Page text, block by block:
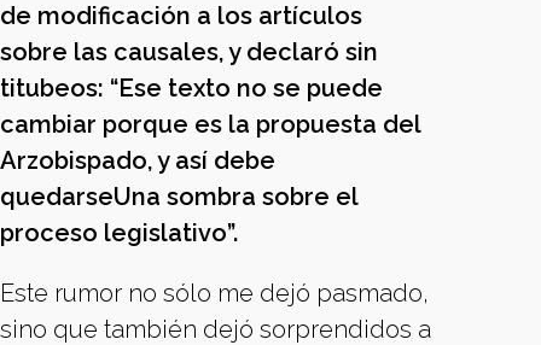
de modificación a los artículos
sobre las causales, y declaró sin
titubeos: “Ese texto no se puede
cambiar porque es la propuesta del
Arzobispado, y así debe
quedarseUna sombra sobre el
proceso legislativo”.
Este rumor no sólo me dejó pasmado,
sino que también dejó sorprendidos a